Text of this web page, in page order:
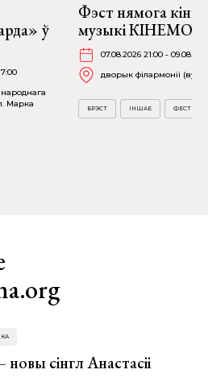
ў
народнага
Марка
Фэст нямога кіно
музыкі КІНЕМО ў
07.08.2026 21:00 -
дворык філармоніі (вул.
БРЭСТ ІНШАЕ
сінгл Анастасіі